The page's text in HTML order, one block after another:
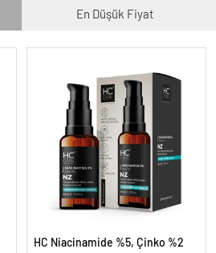
En Düşük Fiyat
HC Niacinamide %5, Çinko %2